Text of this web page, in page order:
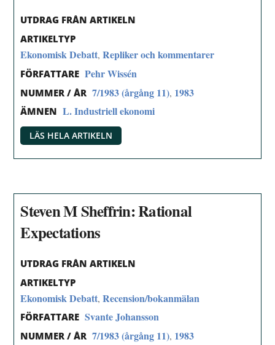
UTDRAG FRÅN ARTIKELN
ARTIKELTYP
Ekonomisk Debatt,Repliker och kommentarer
FÖRFATTARE Pehr Wissén
NUMMER / ÅR 7/1983 (årgång 11), 1983
ÄMNEN L. Industriell ekonomi
LÄS HELA ARTIKELN
Steven M Sheffrin: Rational
Expectations
UTDRAG FRÅN ARTIKELN
ARTIKELTYP
Ekonomisk Debatt,Recension/bokanmälan
FÖRFATTARE Svante Johansson
NUMMER / ÅR 7/1983 (årgång 11), 1983